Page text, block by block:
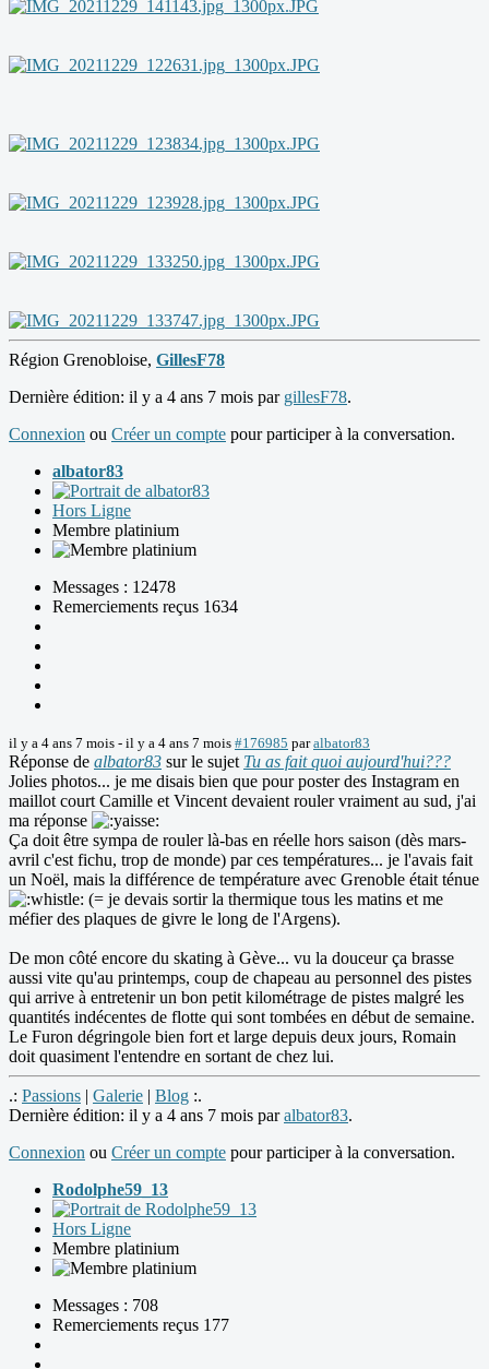
Région Grenobloise, GillesF78
Dernière édition: il y a 4 ans 7 mois par gillesF78.
Connexion ou Créer un compte pour participer à la conversation.
albator83
Hors Ligne
Membre platinium
Messages : 12478
Remerciements reçus 1634
il y a 4 ans 7 mois - il y a 4 ans 7 mois #176985 paralbator83
Réponse de albator83 sur le sujet Tu as fait quoi aujourd'hui???
Jolies photos... je me disais bien que pour poster des Instagram en
maillot court Camille et Vincent devaient rouler vraiment au sud, j'ai
ma réponse
Ça doit être sympa de rouler là-bas en réelle hors saison (dès mars-
avril c'est fichu, trop de monde) par ces températures... je l'avais fait
un Noël, mais la différence de température avec Grenoble était ténue
(= je devais sortir la thermique tous les matins et me
méfier des plaques de givre le long de l'Argens).
De mon côté encore du skating à Gève... vu la douceur ça brasse
aussi vite qu'au printemps, coup de chapeau au personnel des pistes
qui arrive à entretenir un bon petit kilométrage de pistes malgré les
quantités indécentes de flotte qui sont tombées en début de semaine.
Le Furon dégringole bien fort et large depuis deux jours, Romain
doit quasiment l'entendre en sortant de chez lui.
.: Passions | Galerie | Blog :.
Dernière édition: il y a 4 ans 7 mois paralbator83.
Connexion ou Créer un compte pour participer à la conversation.
Rodolphe59_13
Hors Ligne
Membre platinium
Messages : 708
Remerciements reçus 177